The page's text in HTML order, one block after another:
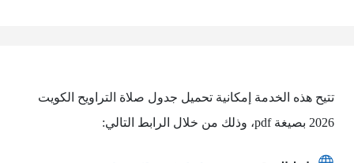
تتيح هذه الخدمة إمكانية تحميل جدول صلاة التراويح الكويت
2026 بصيغة pdf، وذلك من خلال الرابط التالي: